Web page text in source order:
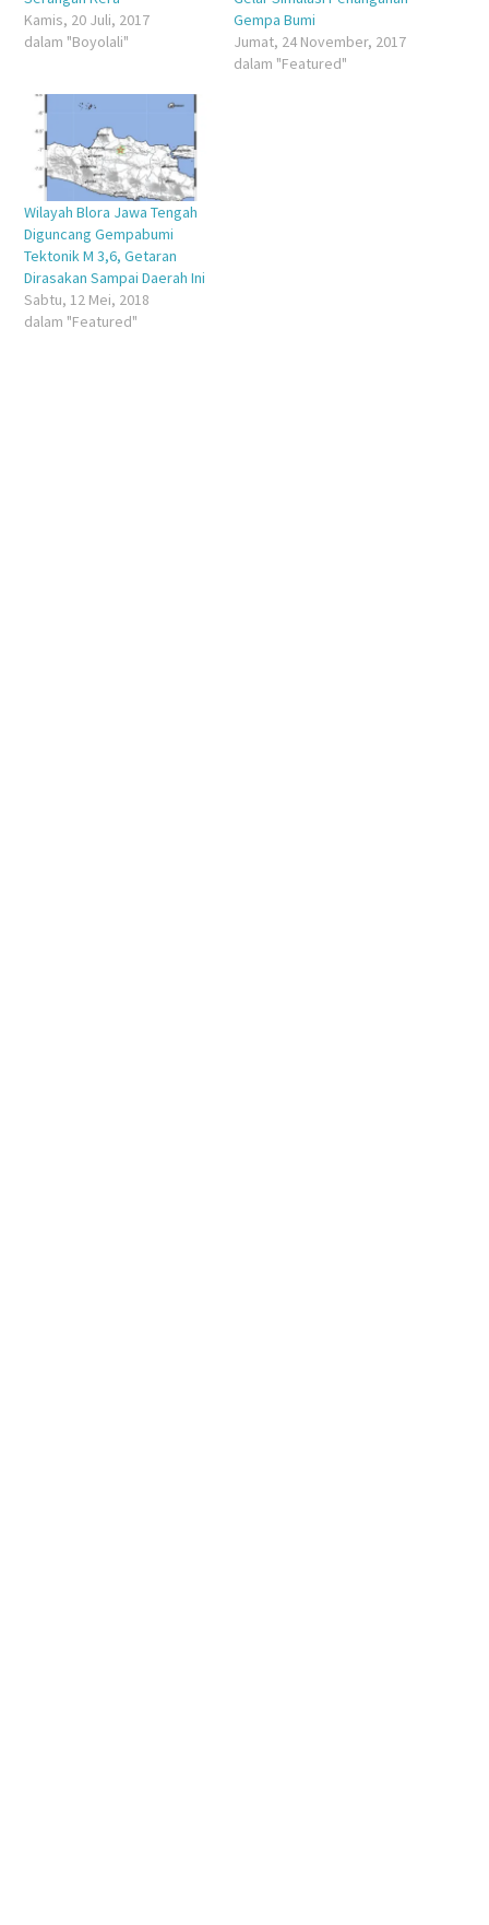
Kamis, 20 Juli, 2017
dalam "Boyolali"
Gempa Bumi
Jumat, 24 November, 2017
dalam "Featured"
Wilayah Blora Jawa Tengah
Diguncang Gempabumi
Tektonik M 3,6, Getaran
Dirasakan Sampai Daerah Ini
Sabtu, 12 Mei, 2018
dalam "Featured"